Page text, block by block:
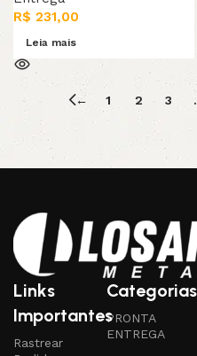
R$ 231,00
Leia mais
← 1 2 3
Read More
Links
Importantes
Rastrear
Categorias
PRONTA
ENTREGA